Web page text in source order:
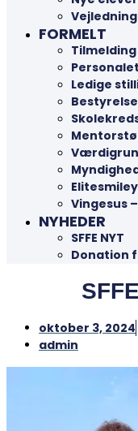
Vejledning
FORMELT
Tilmelding
Personalet
Ledige
Elitesmiley
Vingesus
NYHEDER
SFFE NYT
Donation
oktober 3, 2024
admin